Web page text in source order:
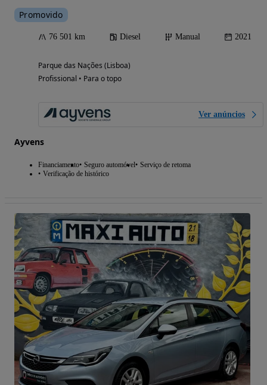
Promovido
76 501 km Diesel Manual 2021
Parque das Nações (Lisboa)
Profissional • Para o topo
Ver anúncios
Ayvens
Financiamento Seguro automóvel Serviço de retoma
Verificação de histórico